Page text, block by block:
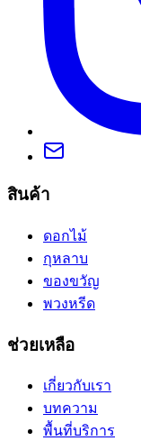
สินค้า
ดอกไม้
กุหลาบ
ของขวัญ
พวงหรีด
ช่วยเหลือ
เกี่ยวกับเรา
บทความ
พื้นที่บริการ